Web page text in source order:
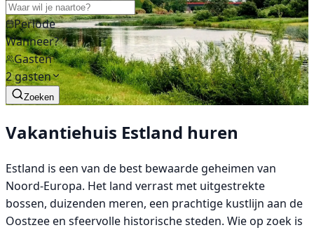
Periode
Wanneer?
Gasten
2 gasten
Zoeken
Vakantiehuis Estland huren
Estland is een van de best bewaarde geheimen van
Noord-Europa. Het land verrast met uitgestrekte
bossen, duizenden meren, een prachtige kustlijn aan de
Oostzee en sfeervolle historische steden. Wie op zoek is